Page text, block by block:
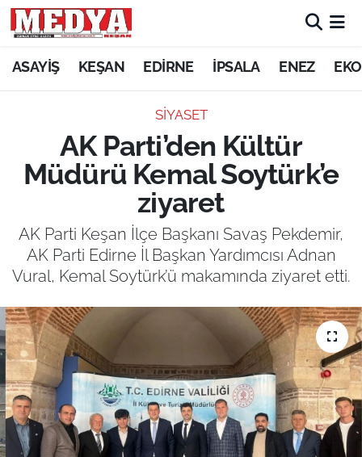
ASAYİŞ KEŞAN EDİRNE İPSALA ENEZ
SİYASET
AK Parti’den Kültür
Müdürü Kemal Soytürk’e
ziyaret
AK Parti Keşan İlçe Başkanı Savaş Pekdemir,
AK Parti Edirne İl Başkan Yardımcısı Adnan
Vural, Kemal Soytürk’ü makamında ziyaret etti.
KEŞAN
ASAYİŞ
SİYASET
GÜNDEM
EKONOMİ
SAĞLIK
EĞİTİM
TARIM VE HAYVANCILIK
KÜLTÜR SANAT